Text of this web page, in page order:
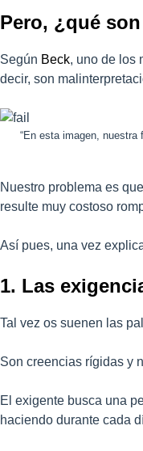
Pero, ¿qué
Según Beck, uno de los
decir, son
“En esta imagen,
Nuestro problema es
resulte muy costoso
Así pues, una vez
1. Las
Tal vez os suenen las
Son creencias rígidas y
El exigente busca una
haciendo durante cada